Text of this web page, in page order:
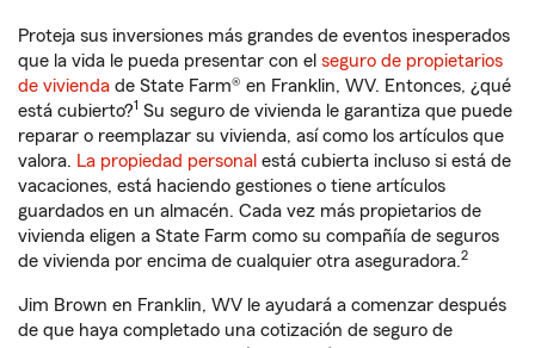
Proteja sus inversiones más grandes de eventos inesperados
que la vida le pueda presentar con el seguro de propietarios
de vivienda de State Farm® en Franklin, WV. Entonces, ¿qué
está cubierto?1 Su seguro de vivienda le garantiza que puede
reparar o reemplazar su vivienda, así como los artículos que
valora. La propiedad personal está cubierta incluso si está de
vacaciones, está haciendo gestiones o tiene artículos
guardados en un almacén. Cada vez más propietarios de
vivienda eligen a State Farm como su compañía de seguros
de vivienda por encima de cualquier otra aseguradora.2
Jim Brown en Franklin, WV le ayudará a comenzar después
de que haya completado una cotización de seguro de